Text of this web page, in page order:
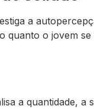
a
quanto o jovem se
a quantidade, a